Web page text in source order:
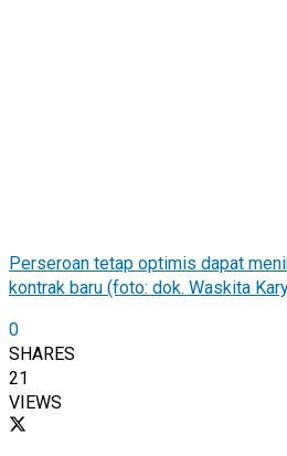
Perseroan tetap optimis dapat
kontrak baru (foto: dok. Waskita
0
SHARES
21
VIEWS